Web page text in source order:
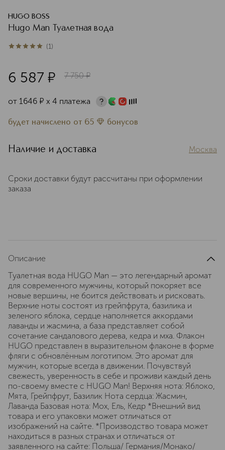
HUGO BOSS
Hugo Man Туалетная вода
5из 51 (1)
6 587 ¤ 7 750 ¤
от 1646 ¤ х 4 платежа
будет начислено от 65 бонусов
Наличие и доставка Москва
Сроки доставки будут рассчитаны при оформлении
заказа
Описание
Туалетная вода HUGO Man — это легендарный аромат
для современного мужчины, который покоряет все
новые вершины, не боится действовать и рисковать.
Верхние ноты состоят из грейпфрута, базилика и
зеленого яблока, сердце наполняется аккордами
лаванды и жасмина, а база представляет собой
сочетание сандалового дерева, кедра и мха. Флакон
HUGO представлен в выразительном флаконе в форме
фляги с обновлённым логотипом. Это аромат для
мужчин, которые всегда в движении. Почувствуй
свежесть, уверенность в себе и проживи каждый день
по-своему вместе с HUGO Man! Верхняя нота: Яблоко,
Мята, Грейпфрут, Базилик Нота сердца: Жасмин,
Лаванда Базовая нота: Мох, Ель, Кедр *Внешний вид
товара и его упаковки может отличаться от
изображений на сайте. *Производство товара может
находиться в разных странах и отличаться от
заявленного на сайте: Польша/ Германия/Монако/